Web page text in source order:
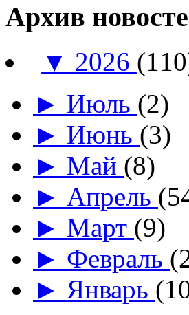
Архив
▼ 2026
► Июль (2)
► Июнь (3)
► Май (8)
► Апрель
► Март (9)
► Февраль
► Январь